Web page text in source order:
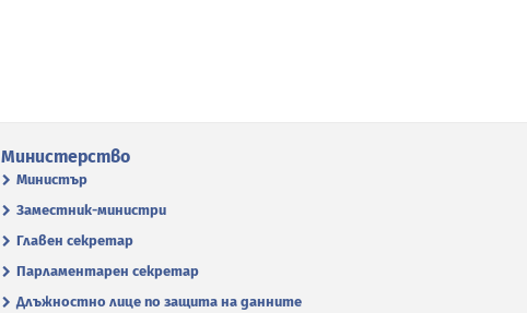
Министерство
Министър
Заместник-министри
Главен секретар
Парламентарен секретар
Длъжностно лице по защита на данните